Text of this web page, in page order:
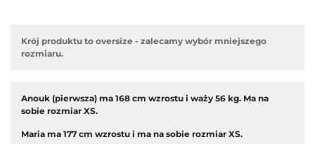
Krój produktu to oversize - zalecamy wybór mniejszego
rozmiaru.
Anouk (pierwsza) ma 168 cm wzrostu i waży 56 kg. Ma na
sobie rozmiar XS.
Maria ma 177 cm wzrostu i ma na sobie rozmiar XS.